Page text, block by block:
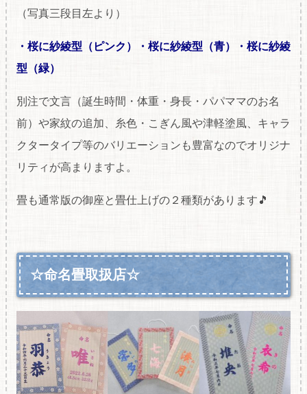
（写真三段目左より）
・桜に紗綾型（ピンク）・桜に紗綾型（青）・桜に紗綾
型（緑）
別注で文言（誕生時間・体重・身長・パパママのお名
前）や家紋の追加、糸色・こぎん風や津軽塗風、キャラ
クタータイプ等のバリエーションも豊富なのでオリジナ
リティが高まりますよ。
畳も通常版の御座と畳仕上げの２種類があります🎵
☆命名畳取扱店☆